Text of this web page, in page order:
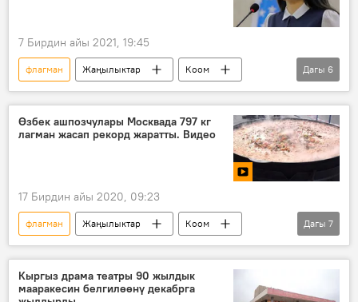
7 Бирдин айы 2021, 19:45
флагман Жаңылыктар
Коом
Азия
Дүйнөдө
Шавкат Мирзиёев
Саида Мирзиёева
тамак Сүрөт
Дагы 6
Өзбек ашпозчулары Москвада 797 кг
лагман жасап рекорд жаратты. Видео
17 Бирдин айы 2020, 09:23
флагман Жаңылыктар
Коом
Дүйнөдө
Видео
Мультимедиа
ашпозчу
Москва
Дагы 7
Кыргыз драма театры 90 жылдык
мааракесин белгилөөнү декабрга